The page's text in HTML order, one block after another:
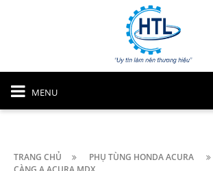
MENU
TRANG CHỦ
PHỤ TÙNG HONDA ACURA